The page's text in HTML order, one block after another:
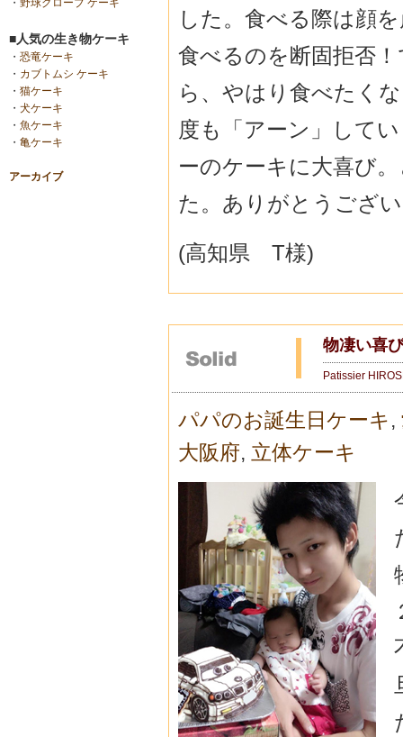
・ 野球グローブ ケーキ
■人気の生き物ケーキ
・ 恐竜ケーキ
・ カブトムシ ケーキ
・ 猫ケーキ
・ 犬ケーキ
・ 魚ケーキ
・ 亀ケーキ
アーカイブ
した。食べる際は顔
食べるのを断固拒否
ら、やはり食べたく
度も「アーン」して
ーのケーキに大喜び
た。ありがとうござ
(高知県 T様)
物凄い喜
Patissier
パパのお誕生日ケーキ ,
大阪府, 立体ケーキ